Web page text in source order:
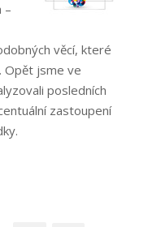
–
věcí, které
Opět jsme ve
posledních
zastoupení